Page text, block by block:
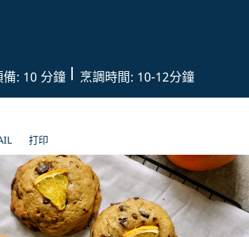
備: 10 分鐘 烹調時間: 10-12分鐘
打印